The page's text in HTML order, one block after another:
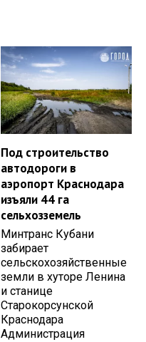
Под строительство
автодороги в
аэропорт Краснодара
изъяли 44 га
сельхозземель
Минтранс Кубани
забирает
сельскохозяйственные
земли в хуторе Ленина
и станице
Старокорсунской
Краснодара
Администрация